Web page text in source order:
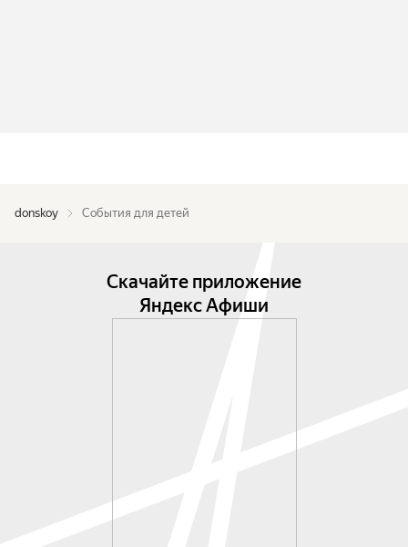
donskoy События для детей
Скачайте приложение
Яндекс Афиши